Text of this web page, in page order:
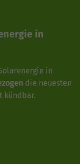
in
in
die neuesten
kündbar.